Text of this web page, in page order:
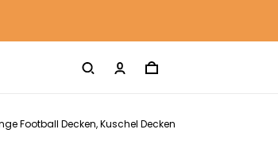
Football Decken, Kuschel Decken